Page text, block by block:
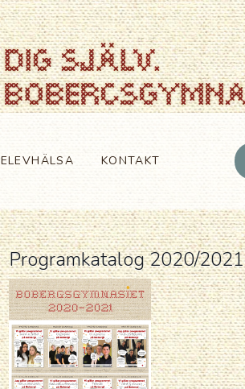
ELEVHÄLSA KONTAKT
Programkatalog 2020/2021